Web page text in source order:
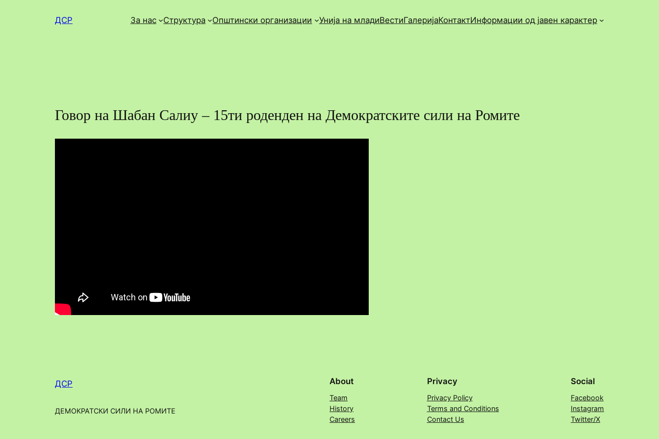
ДСР За нас Структура Општински организации Унија на младиВестиГалеријаКонтактИнформации од јавен карактер
Говор на Шабан Салиу – 15ти роденден на Демократските сили на Ромите
ДСР
ДЕМОКРАТСКИ СИЛИ НА РОМИТЕ
About
Team
History
Careers
Privacy
Privacy Policy
Terms and Conditions
Contact Us
Social
Facebook
Instagram
Twitter/X